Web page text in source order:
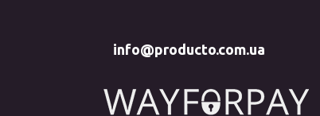
info@producto.com.ua